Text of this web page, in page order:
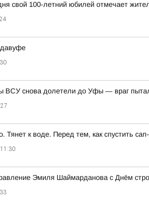
свой 100-летний юбилей отмечает
ВСУ снова долетели до Уфы — враг
Тянет к воде. Перед тем, как спустить
11:30
Эмиля Шаймарданова с Днём